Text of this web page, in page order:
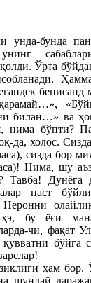
унда-бунда
Ўрта
беписанд
билан…» ва
нима бўпти?
да, холос.
сизда бор
Нима, шу
Тавба! Дунёга
паст
Неронни
бу ёғи
чи, фақат
қувватни
ҳам бор.
шундай